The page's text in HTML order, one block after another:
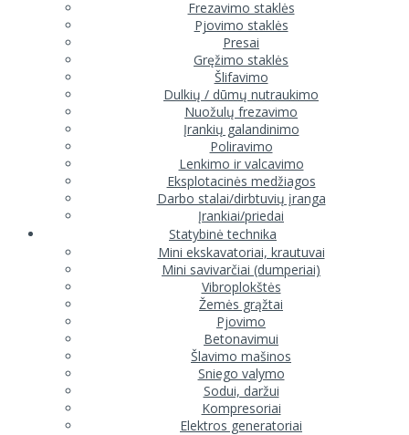
Frezavimo staklės
Pjovimo staklės
Presai
Gręžimo staklės
Šlifavimo
Dulkių / dūmų nutraukimo
Nuožulų frezavimo
Įrankių galandinimo
Poliravimo
Lenkimo ir valcavimo
Eksplotacinės medžiagos
Darbo stalai/dirbtuvių įranga
Įrankiai/priedai
Statybinė technika
Mini ekskavatoriai, krautuvai
Mini savivarčiai (dumperiai)
Vibroplokštės
Žemės grąžtai
Pjovimo
Betonavimui
Šlavimo mašinos
Sniego valymo
Sodui, daržui
Kompresoriai
Elektros generatoriai